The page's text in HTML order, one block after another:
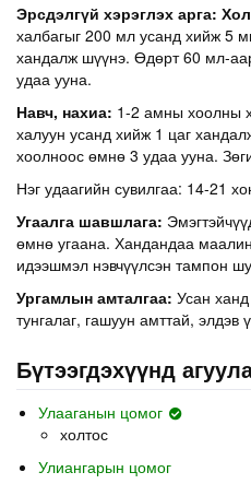
Эрсдэлгүй хэрэглэх арга: Х
халбагыг 200 мл усанд хийж 5
хандалж шүүнэ. Өдөрт 60 мл-
удаа ууна.
Навч, нахиа: 1-2 амны хоолны
халуун усанд хийж 1 цаг
хоолноос өмнө 3 удаа ууна.
Нэг удаагийн сувилгаа: 14-21
Угаалга шавшлага:
өмнө угаана. Хандандаа
идээшмэл нэвчүүлсэн тампон
Ургамлын амталгаа: Усан
тунгалаг, гашуун амттай, элдэв
Бүтээгдэхүүнд
Улааганын цомог
холтос
Улиангарын цомог